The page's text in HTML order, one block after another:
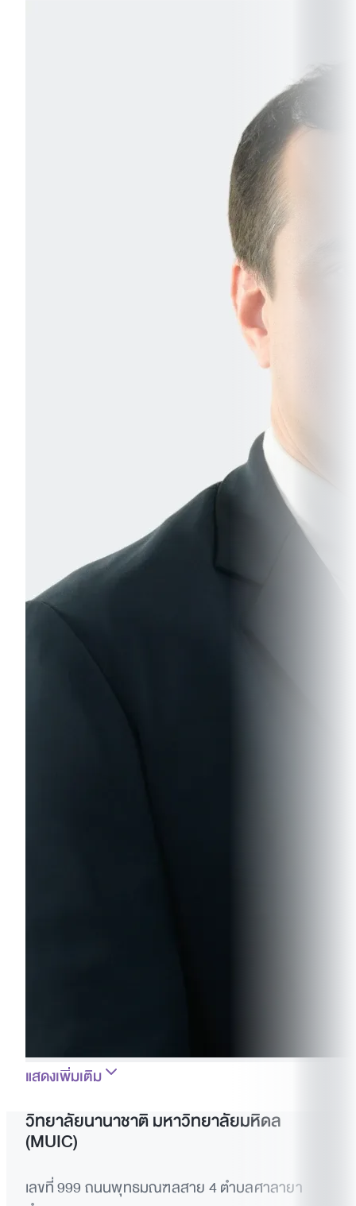
แสดงเพิ่มเติม
วิทยาลัยนานาชาติ มหาวิทยาลัยมหิดล
(MUIC)
เลขที่ 999 ถนนพุทธมณฑลสาย 4 ตำบลศาลายา